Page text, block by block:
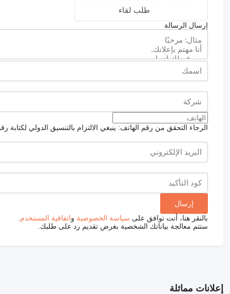
طلب لقاء
إرسال الرسالة
الرجاء التحقق من رقم الهاتف: ينبغي الالتزام بالتنسيق الدولي لكتابة
بالنقر هنا، أنت توافق على سياسة الخصوصية واتفاقية المستخدم
ستتم معالجة بياناتك الشخصية بغرض تقديم رد على طلبك.
إعلانات مماثلة